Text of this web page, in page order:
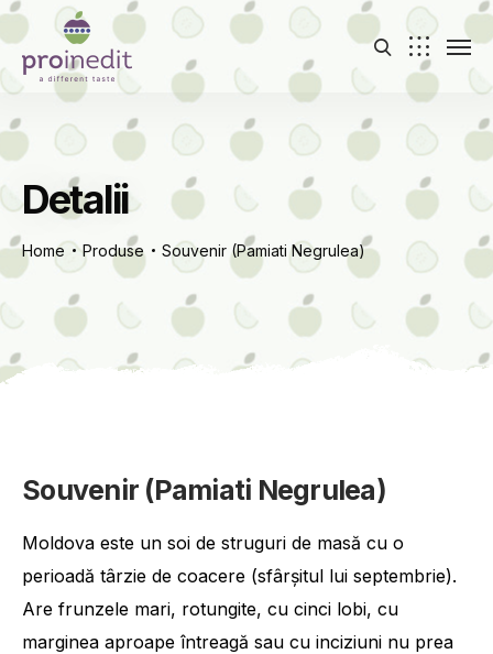
Detalii
Home Produse Souvenir (Pamiati Negrulea)
Souvenir (Pamiati Negrulea)
Moldova este un soi de struguri de masă cu o
perioadă târzie de coacere (sfârşitul lui septembrie).
Are frunzele mari, rotungite, cu cinci lobi, cu
marginea aproape întreagă sau cu inciziuni nu prea